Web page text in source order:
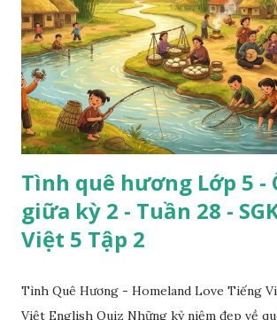
Tình quê hương Lớp 5 -
giữa kỳ 2 - Tuần 28 -
Việt 5 Tập 2
Tình Quê Hương - Homeland Love Tiếng
Việt English Quiz Những kỷ niệm đẹp về